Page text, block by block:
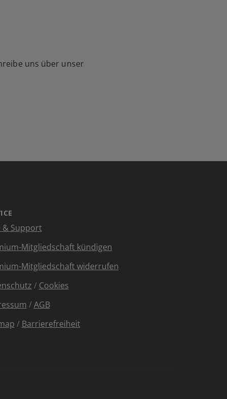
uns über unser
& Support
Mitgliedschaft kündigen
Mitgliedschaft widerrufen
/ Cookies
/AGB
/ Barrierefreiheit